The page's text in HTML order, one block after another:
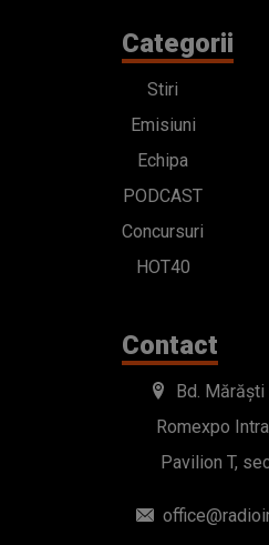
Categorii
Stiri
Emisiuni
Echipa
PODCAST
Concursuri
HOT40
Contact
Bd. Mărăști
Romexpo
Pavilion T,